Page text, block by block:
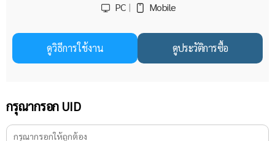
PC Mobile
ดูวิธีการใช้งาน ดูประวัติการซื้อ
กรุณากรอก UID